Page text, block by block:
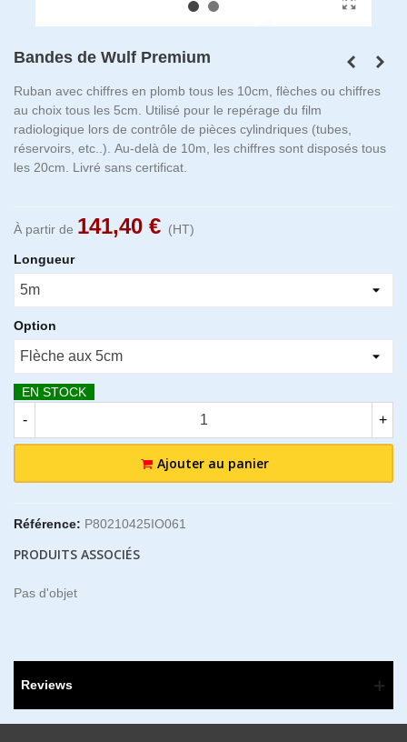
Bandes de Wulf Premium
Ruban avec chiffres en plomb tous les 10cm, flèches ou chiffres
au choix tous les 5cm. Utilisé pour le repérage du film
radiologique lors de contrôle de pièces cylindriques (tubes,
réservoirs, etc..). Au-delà de 10m, les chiffres sont disposés tous
les 20cm. Livré sans certificat.
À partir de 141,40 € (HT)
Longueur
Option
EN STOCK
- +
Ajouter au panier
Référence: P80210425IO061
PRODUITS ASSOCIÉS
Pas d'objet
Reviews